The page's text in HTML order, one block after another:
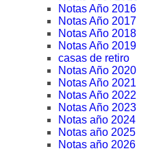
Notas Año 2016
Notas Año 2017
Notas Año 2018
Notas Año 2019
casas de retiro
Notas Año 2020
Notas Año 2021
Notas Año 2022
Notas Año 2023
Notas año 2024
Notas año 2025
Notas año 2026